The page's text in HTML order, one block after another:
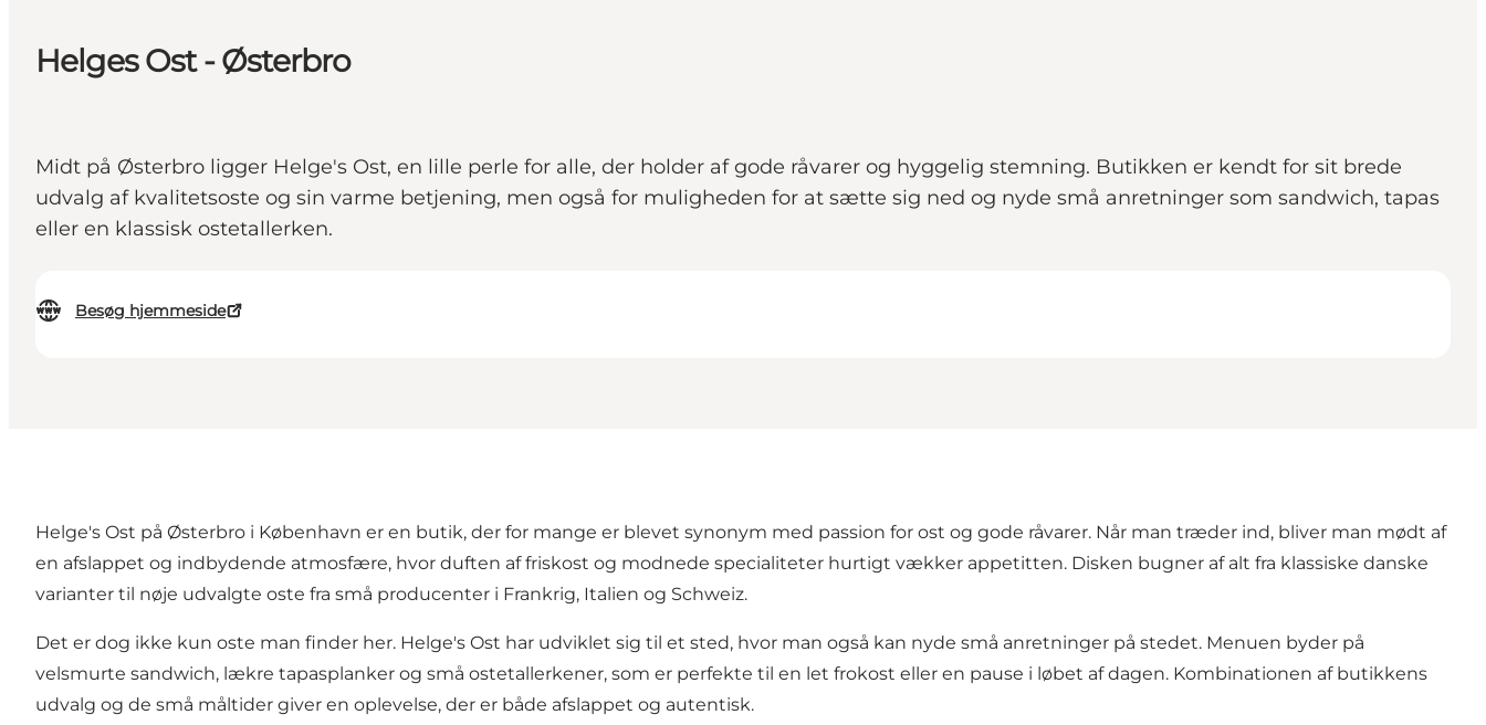
Helges Ost - Østerbro
Midt på Østerbro ligger Helge's Ost, en lille perle for alle, der holder af gode råvarer og hyggelig stemning. Butikken er kendt for sit brede
udvalg af kvalitetsoste og sin varme betjening, men også for muligheden for at sætte sig ned og nyde små anretninger som sandwich, tapas
eller en klassisk ostetallerken.
Besøg hjemmeside
Helge's Ost på Østerbro i København er en butik, der for mange er blevet synonym med passion for ost og gode råvarer. Når man træder ind, bliver man mødt af
en afslappet og indbydende atmosfære, hvor duften af friskost og modnede specialiteter hurtigt vækker appetitten. Disken bugner af alt fra klassiske danske
varianter til nøje udvalgte oste fra små producenter i Frankrig, Italien og Schweiz.
Det er dog ikke kun oste man finder her. Helge's Ost har udviklet sig til et sted, hvor man også kan nyde små anretninger på stedet. Menuen byder på
velsmurte sandwich, lækre tapasplanker og små ostetallerkener, som er perfekte til en let frokost eller en pause i løbet af dagen. Kombinationen af butikkens
udvalg og de små måltider giver en oplevelse, der er både afslappet og autentisk.